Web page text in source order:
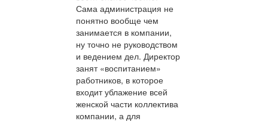
Сама администрация не
понятно вообще чем
занимается в компании,
ну точно не руководством
и ведением дел. Директор
занят «воспитанием»
работников, в которое
входит ублажение всей
женской части коллектива
компании, а для